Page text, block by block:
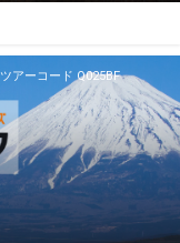
ツアーコード Q025BF